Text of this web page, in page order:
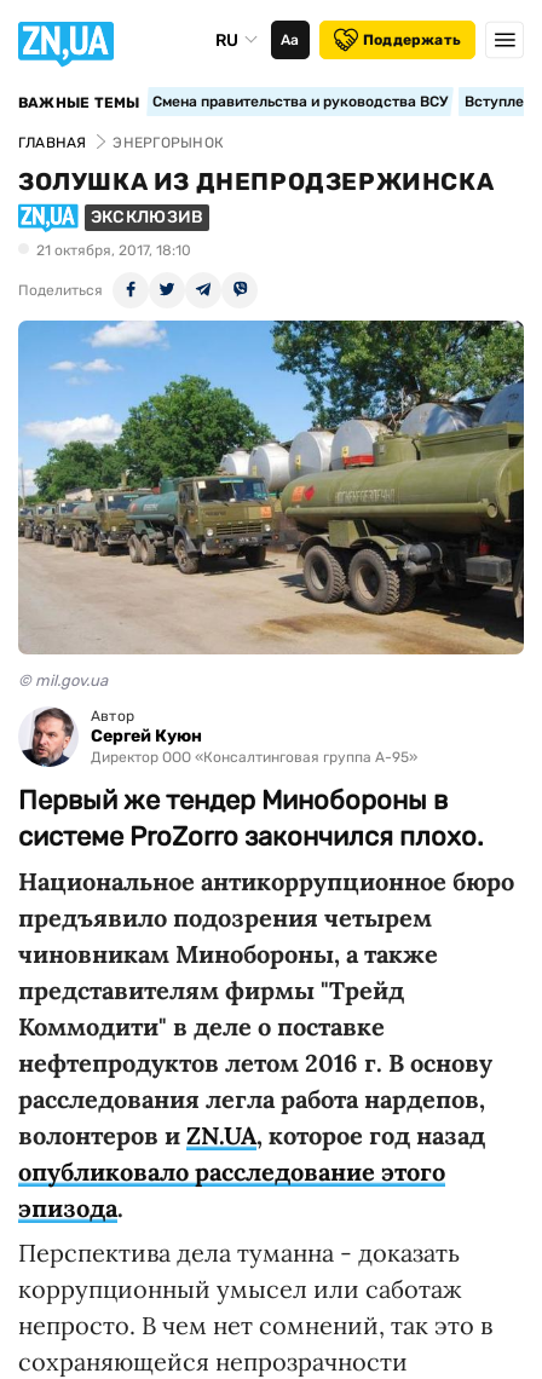
RU Аа Поддержать
ВАЖНЫЕ ТЕМЫ Смена правительства и руководства ВСУ
ГЛАВНАЯ ЭНЕРГОРЫНОК
ЗОЛУШКА ИЗ ДНЕПРОДЗЕРЖИНСКА
ЭКСКЛЮЗИВ
21 октября, 2017, 18:10
Поделиться
© mil.gov.ua
Автор
Сергей Куюн
Директор ООО «Консалтинговая группа А-95»
Первый же тендер Минобороны в
системе ProZorro закончился плохо.
Национальное антикоррупционное бюро
предъявило подозрения четырем
чиновникам Минобороны, а также
представителям фирмы "Трейд
Коммодити" в деле о поставке
нефтепродуктов летом 2016 г. В основу
расследования легла работа нардепов,
волонтеров и ZN.UA, которое год назад
опубликовало расследование этого
эпизода.
Перспектива дела туманна - доказать
коррупционный умысел или саботаж
непросто. В чем нет сомнений, так это в
сохраняющейся непрозрачности